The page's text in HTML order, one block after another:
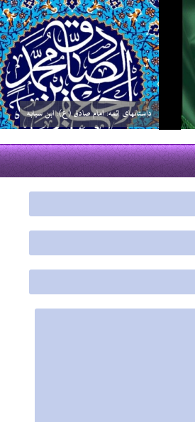
داستانهای ائمه: امام صادق (ع): توحید مفضل
21 مرداد 03